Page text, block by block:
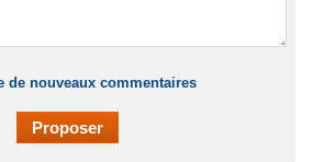
de nouveaux commentaires